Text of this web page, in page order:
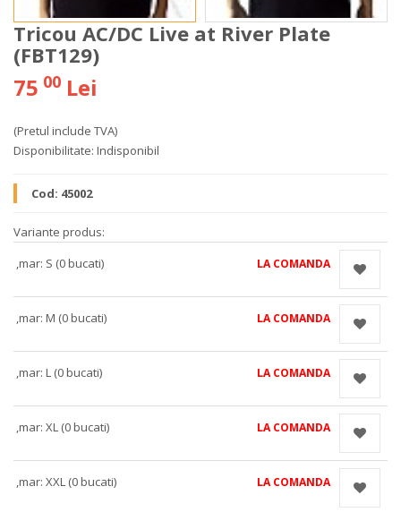
Tricou AC/DC Live at River Plate
(FBT129)
75 00 Lei
(Pretul include TVA)
Disponibilitate: Indisponibil
Cod: 45002
Variante produs:
,mar: S (0 bucati)
LA COMANDA
,mar: M (0 bucati) LA COMANDA
,mar: L (0 bucati) LA COMANDA
,mar: XL (0 bucati) LA COMANDA
,mar: XXL (0 bucati) LA COMANDA